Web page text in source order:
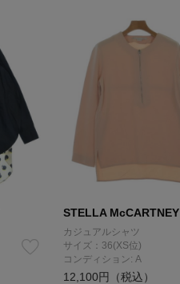
STELLA McCARTNEY
カジュアルシャツ
サイズ：36(XS位)
コンディション: A
12,100円（税込）